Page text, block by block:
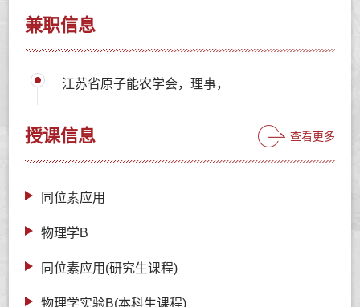
兼职信息
江苏省原子能农学会，理事，
授课信息 查看更多
同位素应用
物理学B
同位素应用(研究生课程)
物理学实验B(本科生课程)